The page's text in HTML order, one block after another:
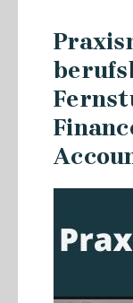
20 Jahre
Rhein-